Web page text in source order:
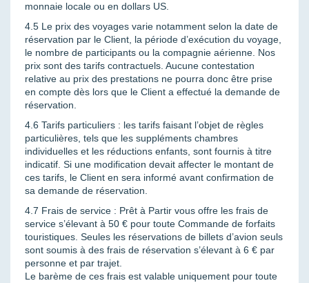
monnaie locale ou en dollars US.
4.5 Le prix des voyages varie notamment selon la date de
réservation par le Client, la période d’exécution du voyage,
le nombre de participants ou la compagnie aérienne. Nos
prix sont des tarifs contractuels. Aucune contestation
relative au prix des prestations ne pourra donc être prise
en compte dès lors que le Client a effectué la demande de
réservation.
4.6 Tarifs particuliers : les tarifs faisant l’objet de règles
particulières, tels que les suppléments chambres
individuelles et les réductions enfants, sont fournis à titre
indicatif. Si une modification devait affecter le montant de
ces tarifs, le Client en sera informé avant confirmation de
sa demande de réservation.
4.7 Frais de service : Prêt à Partir vous offre les frais de
service s’élevant à 50 € pour toute Commande de forfaits
touristiques. Seules les réservations de billets d’avion seuls
sont soumis à des frais de réservation s’élevant à 6 € par
personne et par trajet.
Le barème de ces frais est valable uniquement pour toute